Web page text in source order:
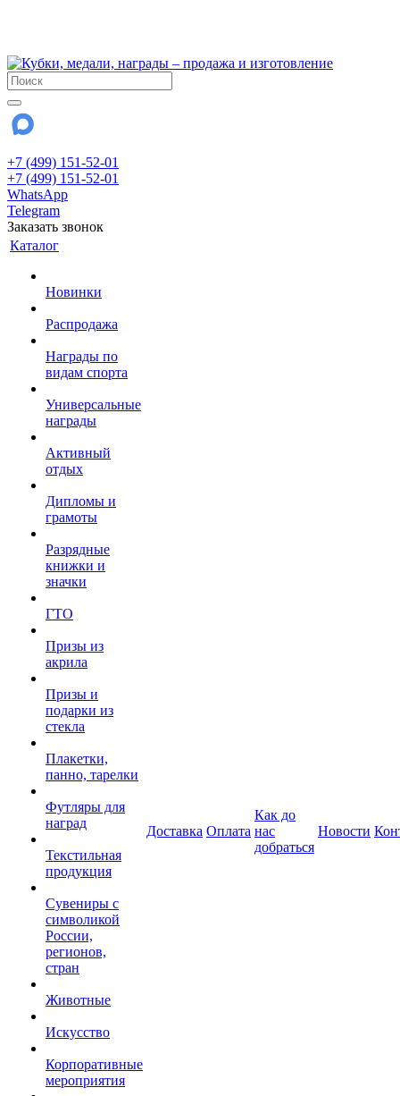
+7 (499) 151-52-01
+7 (499) 151-52-01
WhatsApp
Telegram
Заказать звонок
Каталог
Новинки
Распродажа
Награды по
видам спорта
Универсальные
награды
Активный
отдых
Дипломы и
грамоты
Разрядные
книжки и
значки
ГТО
Призы из
акрила
Призы и
подарки из
стекла
Плакетки,
панно, тарелки
Футляры для
наград
Текстильная
продукция
Сувениры с
символикой
России,
регионов,
стран
Животные
Искусство
Корпоративные
мероприятия
Доставка Оплата
Как до
нас
добраться
Новости